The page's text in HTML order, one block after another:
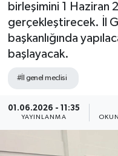
birleşimini 1 Haziran
gerçekleştirecek. İl
başkanlığında
başlayacak.
#İl genel meclisi
01.06.2026 - 11:35
YAYINLANMA
GÜNDEM
Kilimli
Siyaset
Tüm Manşetler
Son Dakika